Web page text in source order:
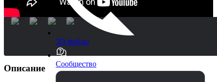
3D файлы
Сообщество
Описание